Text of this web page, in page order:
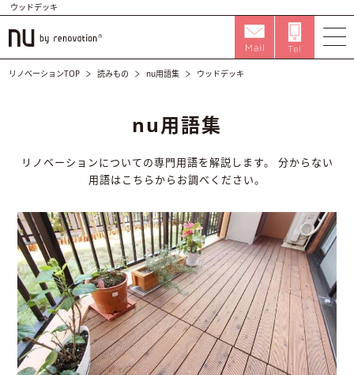
ウッドデッキ
リノベーションTOP 読みもの nu用語集 ウッドデッキ
nu用語集
リノベーションについての専門用語を解説します。
分からない
用語はこちらからお調べください。